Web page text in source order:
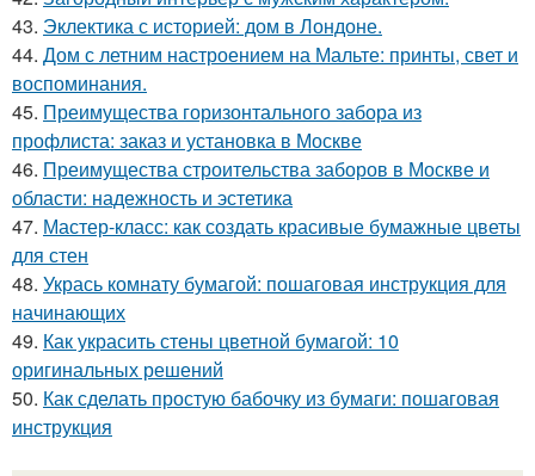
43. Эклектика с историей: дом в Лондоне.
44. Дом с летним настроением на Мальте: принты, свет и
воспоминания.
45. Преимущества горизонтального забора из
профлиста: заказ и установка в Москве
46. Преимущества строительства заборов в Москве и
области: надежность и эстетика
47. Мастер-класс: как создать красивые бумажные цветы
для стен
48. Укрась комнату бумагой: пошаговая инструкция для
начинающих
49. Как украсить стены цветной бумагой: 10
оригинальных решений
50. Как сделать простую бабочку из бумаги: пошаговая
инструкция